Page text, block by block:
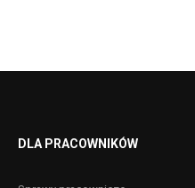
DLA PRACOWNIKÓW